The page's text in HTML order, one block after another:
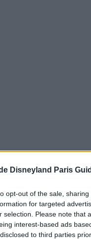
Disneyland Paris
opt-out of the sale,
for targeted
selection. Please note that
interest-based ads
to third parties